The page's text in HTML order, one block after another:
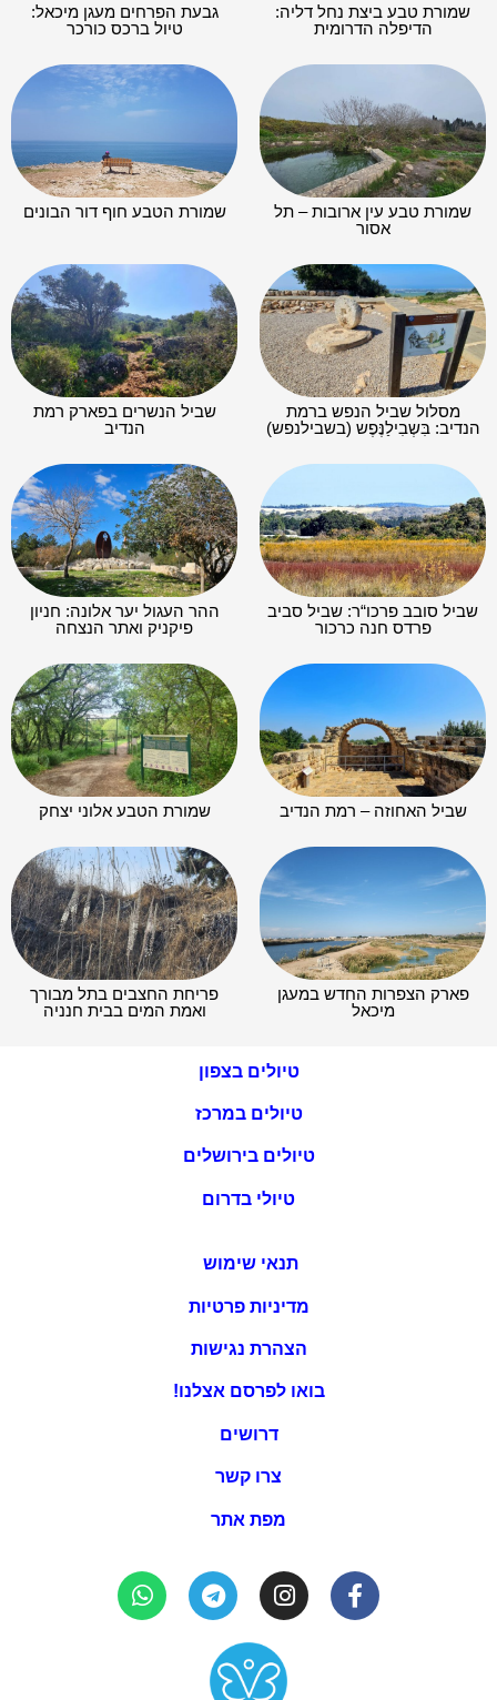
שמורת טבע ביצת נחל דליה:
הדיפלה הדרומית
גבעת הפרחים מעגן מיכאל:
טיול ברכס כורכר
שמורת טבע עין ארובות – תל
אסור
שמורת הטבע חוף דור הבונים
מסלול שביל הנפש ברמת
הנדיב: בִּשְבִילַנֶּפֶש (בשבילנפש)
שביל הנשרים בפארק רמת
הנדיב
שביל סובב פרכו“ר: שביל סביב
פרדס חנה כרכור
ההר העגול יער אלונה: חניון
פיקניק ואתר הנצחה
שביל האחוזה – רמת הנדיב שמורת הטבע אלוני יצחק
פארק הצפרות החדש במעגן
מיכאל
פריחת החצבים בתל מבורך
ואמת המים בבית חנניה
טיולים בצפון
טיולים במרכז
טיולים בירושלים
טיולי בדרום
תנאי שימוש
מדיניות פרטיות
הצהרת נגישות
בואו לפרסם אצלנו!
דרושים
צרו קשר
מפת אתר